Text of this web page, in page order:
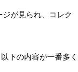
が見られ、コレク
下の内容が一番多く